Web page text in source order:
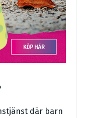
där barn